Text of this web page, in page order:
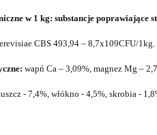
w 1 kg: substancje
CBS 493,94 – 8,7x109CFU/1kg.
wapń Ca – 3,09%, magnez Mg –
- 7,4%, włókno - 4,5%, skrobia -